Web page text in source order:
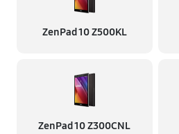
ZenPad 10 Z500KL
ZenPad 10 Z300CNL